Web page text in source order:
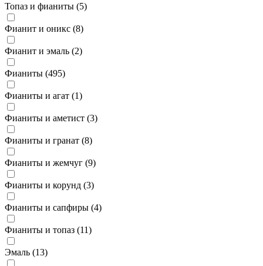
Топаз и фианиты (5)
Фианит и оникс (8)
Фианит и эмаль (2)
Фианиты (495)
Фианиты и агат (1)
Фианиты и аметист (3)
Фианиты и гранат (8)
Фианиты и жемчуг (9)
Фианиты и корунд (3)
Фианиты и сапфиры (4)
Фианиты и топаз (11)
Эмаль (13)